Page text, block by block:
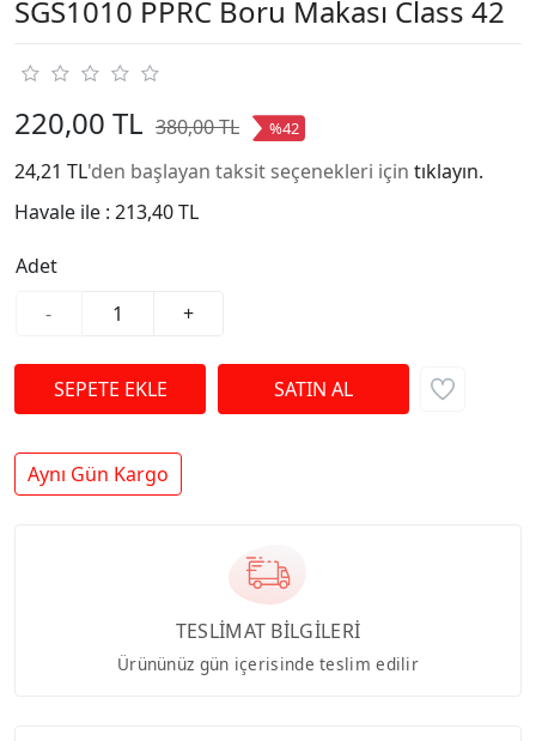
SGS1010 PPRC Boru Makası Class 42
220,00 TL 380,00 TL %42
24,21 TL'den başlayan taksit seçenekleri için tıklayın.
Havale ile : 213,40 TL
Adet
-
+
Aynı Gün Kargo
TESLİMAT BİLGİLERİ
Ürününüz gün içerisinde teslim edilir